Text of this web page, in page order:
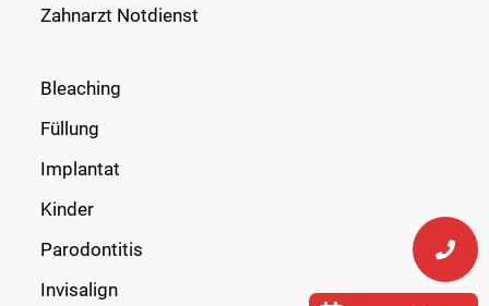
Zahnarzt Notdienst
Bleaching
Füllung
Implantat
Kinder
Parodontitis
Invisalign